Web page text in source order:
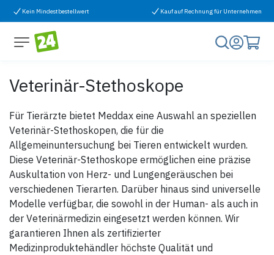
Zum Inhalt springen
Kein Mindestbestellwert Kauf auf Rechnung für Unternehmen
Veterinär-Stethoskope
Für Tierärzte bietet Meddax eine Auswahl an speziellen
Veterinär-Stethoskopen, die für die
Allgemeinuntersuchung bei Tieren entwickelt wurden.
Diese Veterinär-Stethoskope ermöglichen eine präzise
Auskultation von Herz- und Lungengeräuschen bei
verschiedenen Tierarten. Darüber hinaus sind universelle
Modelle verfügbar, die sowohl in der Human- als auch in
der Veterinärmedizin eingesetzt werden können. Wir
garantieren Ihnen als zertifizierter
Medizinproduktehändler höchste Qualität und